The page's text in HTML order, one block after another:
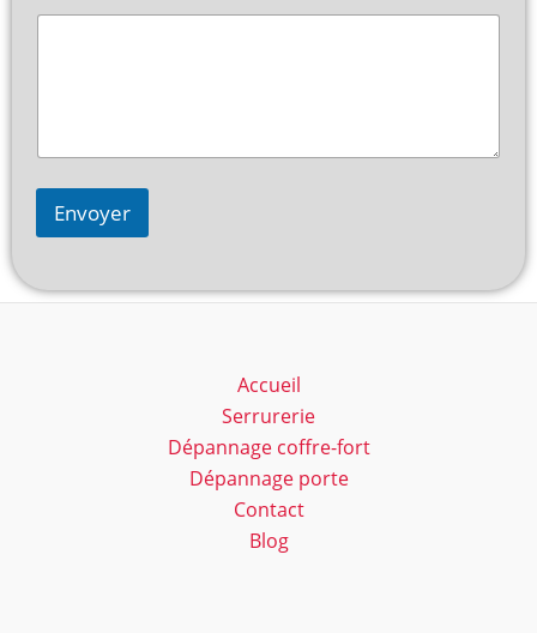
Envoyer
Accueil
Serrurerie
Dépannage coffre-fort
Dépannage porte
Contact
Blog